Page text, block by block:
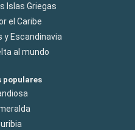
Islas Griegas
el Caribe
y Escandinavia
al mundo
populares